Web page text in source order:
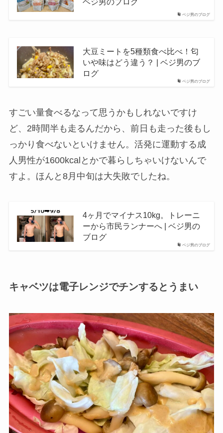
ベジ男のブログ
ベジ男のブログ
大豆ミートを5種類食べ比べ！匂
いや味はどう違う？ | ベジ男のブ
ログ
すごい量食べるなって思うかもしれないですけ
ど、2時間半も走るんだから、前日も走った後もし
っかり食べないといけません。活発に運動する成
人男性が1600kcalとかで暮らしちゃいけないんで
すよ。ほんと8月中旬は大失敗でしたね。
ベジ男のブログ
4ヶ月でマイナス10kg。トレーニ
ーから市民ランナーへ | ベジ男の
ブログ
キャベツは電子レンジでチンするとうまい